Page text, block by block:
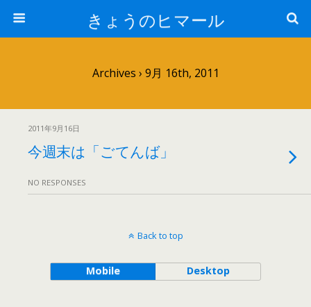
きょうのヒマール
Archives › 9月 16th, 2011
2011年9月16日
今週末は「ごてんば」
NO RESPONSES
Back to top
Mobile Desktop